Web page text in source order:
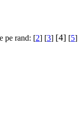
pe rand: [2] [3] [4] [5]